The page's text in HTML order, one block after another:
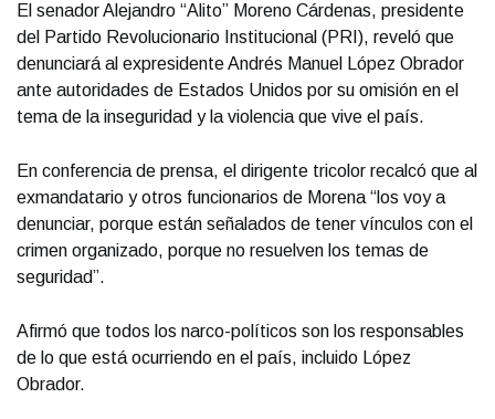
El senador Alejandro “Alito” Moreno Cárdenas, presidente
del Partido Revolucionario Institucional (PRI), reveló que
denunciará al expresidente Andrés Manuel López Obrador
ante autoridades de Estados Unidos por su omisión en el
tema de la inseguridad y la violencia que vive el país.
En conferencia de prensa, el dirigente tricolor recalcó que al
exmandatario y otros funcionarios de Morena “los voy a
denunciar, porque están señalados de tener vínculos con el
crimen organizado, porque no resuelven los temas de
seguridad”.
Afirmó que todos los narco-políticos son los responsables
de lo que está ocurriendo en el país, incluido López
Obrador.